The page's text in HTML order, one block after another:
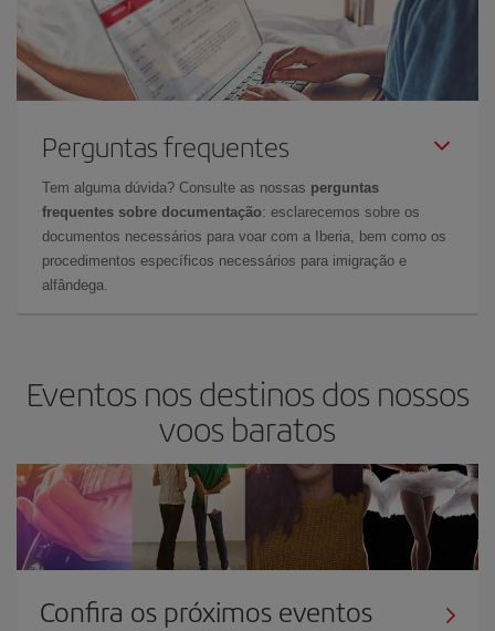
Perguntas frequentes
Tem alguma dúvida? Consulte as nossas perguntas
frequentes sobre documentação: esclarecemos sobre os
documentos necessários para voar com a Iberia, bem como os
procedimentos específicos necessários para imigração e
alfândega.
Eventos nos destinos dos nossos
voos baratos
Confira os próximos eventos